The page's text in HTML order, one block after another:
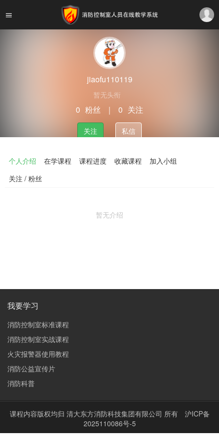
jiaofu110119
暂无头衔
0 粉丝 ｜ 0 关注
关注 私信
个人介绍 在学课程 课程进度 收藏课程
加入小组
关注 / 粉丝
暂无介绍
我要学习
消防控制室标准课程
消防控制室实战课程
火灾报警器使用教程
消防公益宣传片
消防科普
课程内容版权均归 清大东方消防科技集团有限公司 所有
沪ICP备
2025110086号-5